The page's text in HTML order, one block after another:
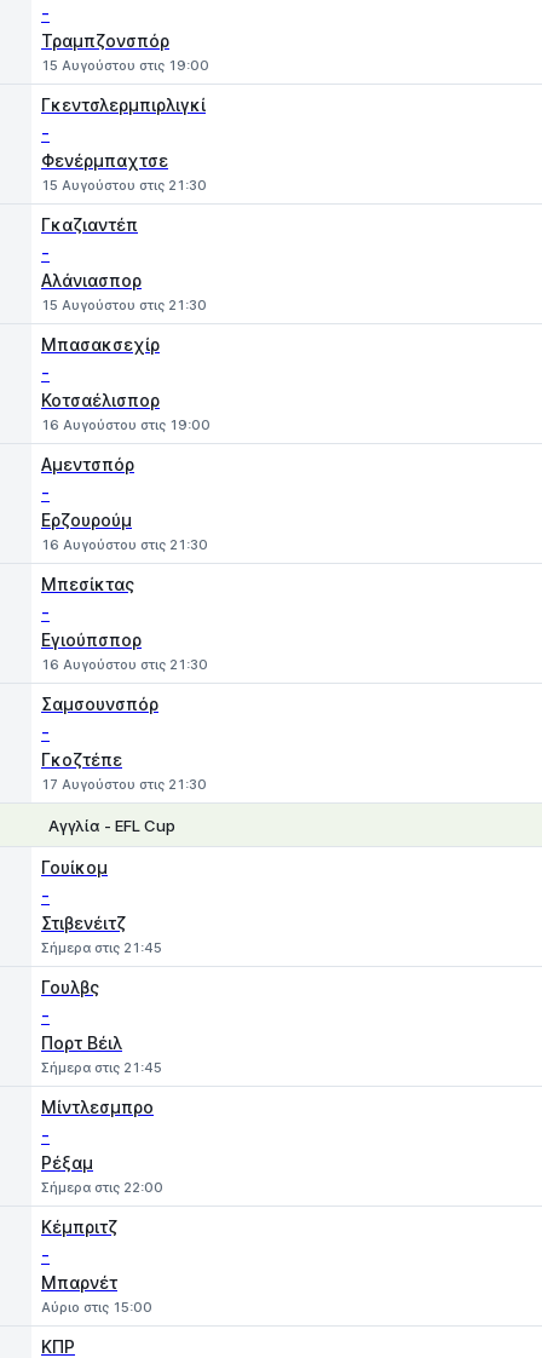
-
Τραμπζονσπόρ
15 Αυγούστου στις 19:00
Γκεντσλερμπιρλιγκί
-
Φενέρμπαχτσε
15 Αυγούστου στις 21:30
Γκαζιαντέπ
-
Αλάνιασπορ
15 Αυγούστου στις 21:30
Μπασακσεχίρ
-
Κοτσαέλισπορ
16 Αυγούστου στις 19:00
Αμεντσπόρ
-
Ερζουρούμ
16 Αυγούστου στις 21:30
Μπεσίκτας
-
Εγιούπσπορ
16 Αυγούστου στις 21:30
Σαμσουνσπόρ
-
Γκοζτέπε
17 Αυγούστου στις 21:30
Αγγλία - EFL Cup
Γουίκομ
-
Στιβενέιτζ
Σήμερα στις 21:45
Γουλβς
-
Πορτ Βέιλ
Σήμερα στις 21:45
Μίντλεσμπρο
-
Ρέξαμ
Σήμερα στις 22:00
Κέμπριτζ
-
Μπαρνέτ
Αύριο στις 15:00
ΚΠΡ